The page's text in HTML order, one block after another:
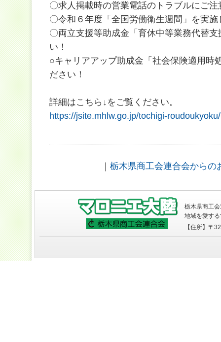
〇求人掲載時の営業電話のトラブルにご注
〇令和６年度「全国労働衛生週間」を実施
〇両立支援等助成金「育休中等業務代替
い！
○キャリアアップ助成金「社会保険適用時
ださい！
詳細はこちら↓をご覧ください。
https://jsite.mhlw.go.jp/tochigi-
栃木県商工会連合会からの
栃木県商工
地域を愛す
【住所】〒